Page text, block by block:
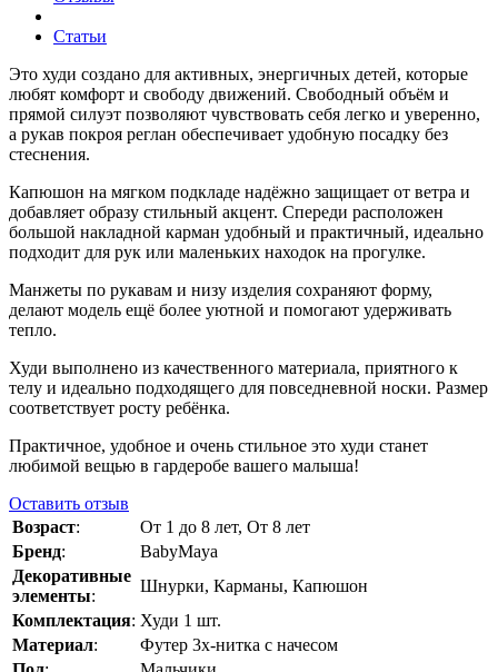
Статьи
Это худи создано для активных, энергичных детей, которые
любят комфорт и свободу движений. Свободный объём и
прямой силуэт позволяют чувствовать себя легко и уверенно,
а рукав покроя реглан обеспечивает удобную посадку без
стеснения.
Капюшон на мягком подкладе надёжно защищает от ветра и
добавляет образу стильный акцент. Спереди расположен
большой накладной карман удобный и практичный, идеально
подходит для рук или маленьких находок на прогулке.
Манжеты по рукавам и низу изделия сохраняют форму,
делают модель ещё более уютной и помогают удерживать
тепло.
Худи выполнено из качественного материала, приятного к
телу и идеально подходящего для повседневной носки. Размер
соответствует росту ребёнка.
Практичное, удобное и очень стильное это худи станет
любимой вещью в гардеробе вашего малыша!
Оставить отзыв
Возраст:
От 1 до 8 лет, От 8 лет
Бренд:
BabyMaya
Декоративные
элементы:
Шнурки, Карманы, Капюшон
Комплектация: Худи 1 шт.
Материал:
Футер 3х-нитка с начесом